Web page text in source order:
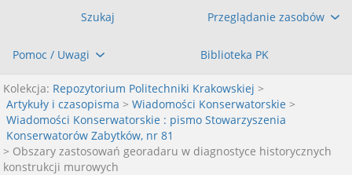
Szukaj Przeglądanie zasobów
Pomoc / Uwagi Biblioteka PK
Kolekcja: Repozytorium Politechniki Krakowskiej >
Artykuły i czasopisma > Wiadomości Konserwatorskie >
Wiadomości Konserwatorskie : pismo Stowarzyszenia
Konserwatorów Zabytków, nr 81
> Obszary zastosowań georadaru w diagnostyce historycznych
konstrukcji murowych